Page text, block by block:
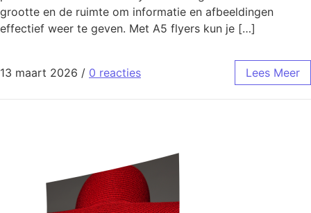
grootte en de ruimte om informatie en afbeeldingen
effectief weer te geven. Met A5 flyers kun je […]
13 maart 2026 / 0 reacties Lees Meer